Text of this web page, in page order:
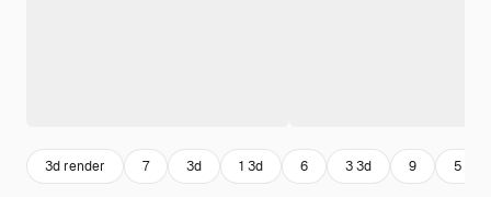
3d render 7 3d 1 3d 6 3 3d 9 5